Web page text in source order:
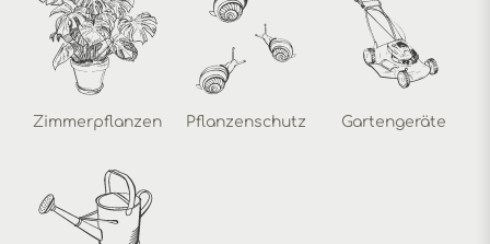
Zimmerpflanzen Pflanzenschutz Gartengeräte